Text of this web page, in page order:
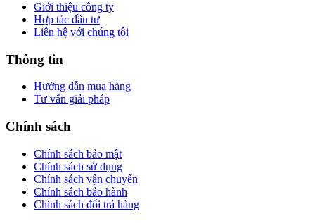
Giới thiệu công ty
Hợp tác đầu tư
Liên hệ với chúng tôi
Thông tin
Hướng dẫn mua hàng
Tư vấn giải pháp
Chính sách
Chính sách bảo mật
Chính sách sử dụng
Chính sách vận chuyển
Chính sách bảo hành
Chính sách đổi trả hàng